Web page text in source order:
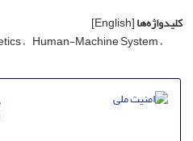
کلیدواژه‌ها[English]
Human-Machine System